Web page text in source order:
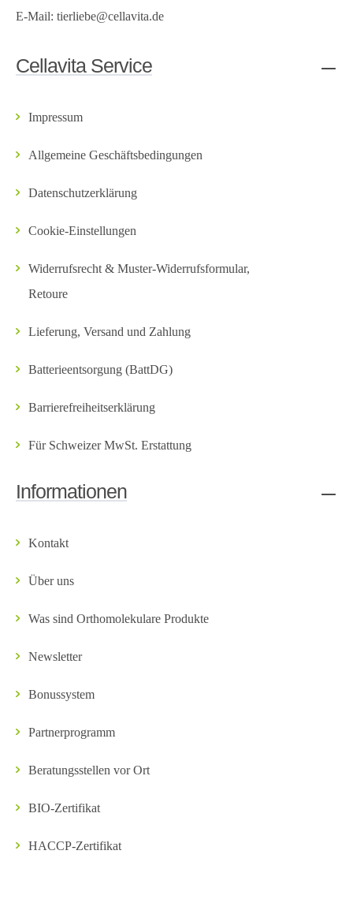
E-Mail: tierliebe@cellavita.de
Cellavita Service
Impressum
Allgemeine Geschäftsbedingungen
Datenschutzerklärung
Cookie-Einstellungen
Widerrufsrecht & Muster-Widerrufsformular,
Retoure
Lieferung, Versand und Zahlung
Batterieentsorgung (BattDG)
Barrierefreiheitserklärung
Für Schweizer MwSt. Erstattung
Informationen
Kontakt
Über uns
Was sind Orthomolekulare Produkte
Newsletter
Bonussystem
Partnerprogramm
Beratungsstellen vor Ort
BIO-Zertifikat
HACCP-Zertifikat